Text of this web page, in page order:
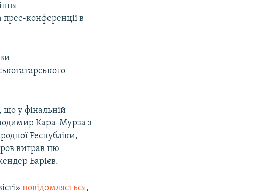
конференції в
що у фінальній
Кара-Мурза з
Республіки,
виграв цю
Барієв.
повідомляється,